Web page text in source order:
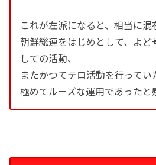
これが左派になると、相当に混
朝鮮総連をはじめとして、よ
しての活動、
またかつてテロ活動を行ってい
極めてルーズな運用であったと